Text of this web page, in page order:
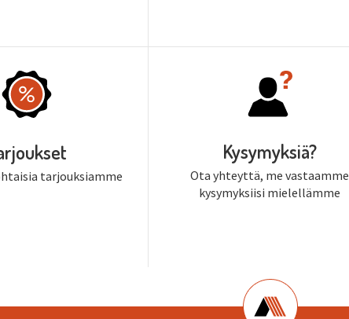
tarjouksiamme
Kysymyksiä?
Ota yhteyttä, me vastaamme
kysymyksiisi mielellämme